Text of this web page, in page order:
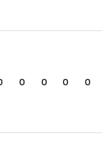
0 0 0 0